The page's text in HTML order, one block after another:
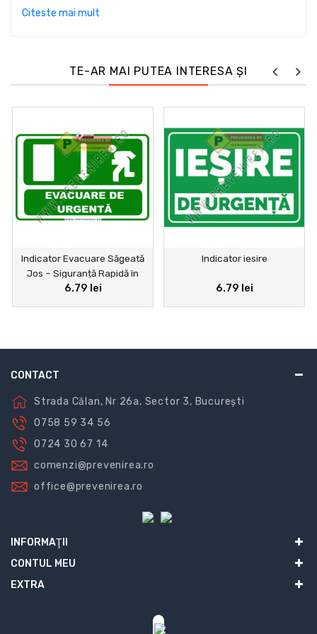
de a efectua o anumită acțiune, precum purtarea unui
Citeste mai mult
TE-AR MAI PUTEA INTERESA ȘI
Indicator Evacuare Săgeată
Jos – Siguranță Rapidă în
Situații de Urgență
6.79 lei
Indicator iesire
6.79 lei
CONTACT
Strada Călan, Nr 26a, Sector 3, București
0758 59 34 56
0724 30 67 14
comenzi@prevenirea.ro
office@prevenirea.ro
INFORMAŢII
CONTUL MEU
EXTRA